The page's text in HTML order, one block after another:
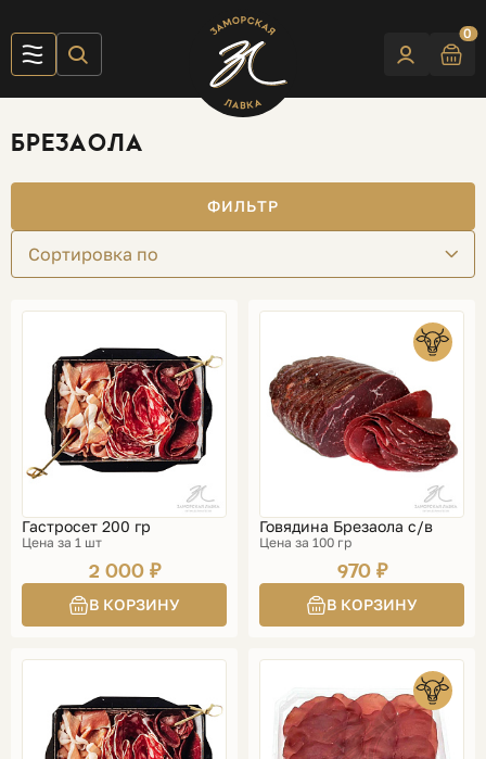
0
БРЕЗАОЛА
ФИЛЬТР
Сортировка по
Гастросет 200 гр
Цена за 1 шт
2 000 ₽
Говядина Брезаола с/в
Цена за 100 гр
970 ₽